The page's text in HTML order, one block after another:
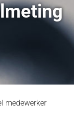
medewerker